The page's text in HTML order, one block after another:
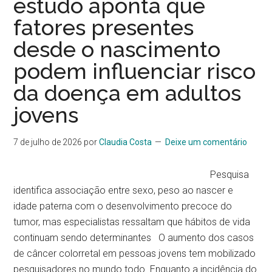
estudo aponta que
fatores presentes
desde o nascimento
podem influenciar risco
da doença em adultos
jovens
7 de julho de 2026 porClaudia Costa Deixe um comentário
Pesquisa
identifica associação entre sexo, peso ao nascer e
idade paterna com o desenvolvimento precoce do
tumor, mas especialistas ressaltam que hábitos de vida
continuam sendo determinantes O aumento dos casos
de câncer colorretal em pessoas jovens tem mobilizado
pesquisadores no mundo todo. Enquanto a incidência do